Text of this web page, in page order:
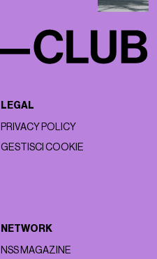
LEGAL
PRIVACY POLICY
GESTISCI COOKIE
NETWORK
NSS MAGAZINE